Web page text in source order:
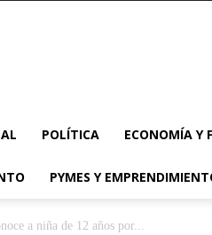
POLÍTICA ECONOMÍA Y
PYMES Y
a niña de 12 años por...